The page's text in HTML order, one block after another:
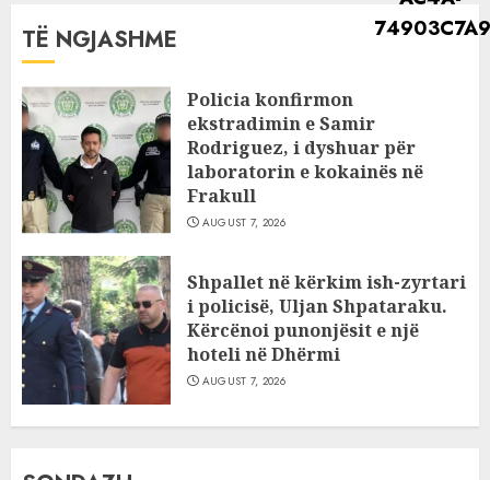
TË NGJASHME
Policia konfirmon
ekstradimin e Samir
Rodriguez, i dyshuar për
laboratorin e kokainës në
Frakull
AUGUST 7, 2026
Shpallet në kërkim ish-zyrtari
i policisë, Uljan Shpataraku.
Kërcënoi punonjësit e një
hoteli në Dhërmi
AUGUST 7, 2026